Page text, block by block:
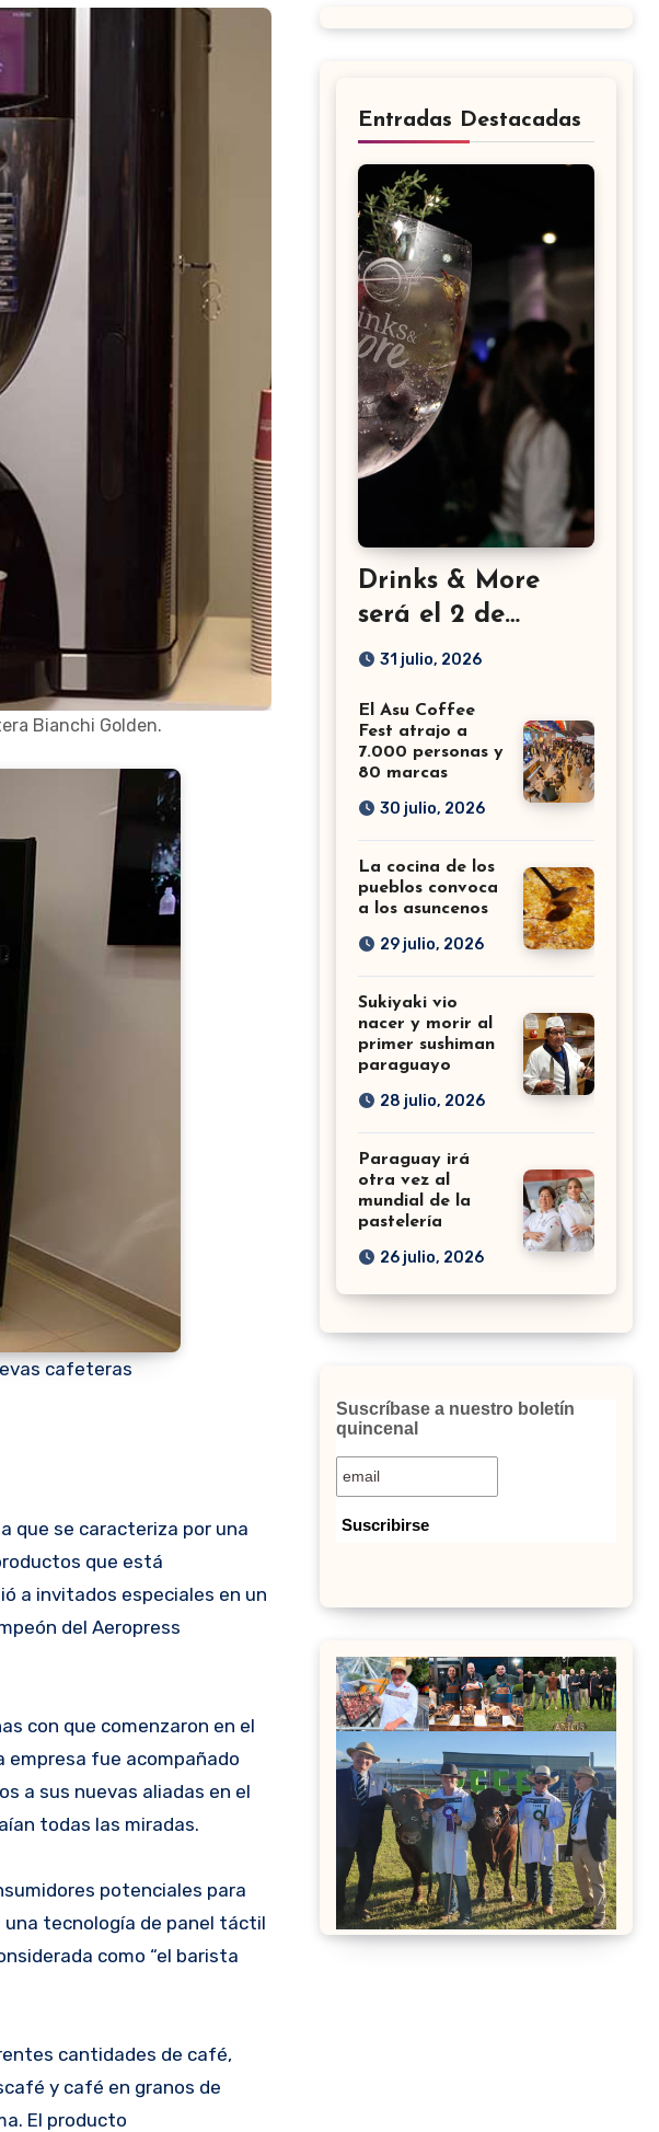
Bianchi Golden.
cafeteras
que se caracteriza por una
que está
a invitados especiales en un
del Aeropress
con que comenzaron en el
empresa fue acompañado
a sus nuevas aliadas en el
todas las miradas.
potenciales para
una tecnología de panel táctil
como “el barista
cantidades de café,
y café en granos de
El producto
Entradas Destacadas
Drinks & More
será el 2 de
setiembre en el
31 julio, 2026
El Asu Coffee
Fest atrajo a
7.000 personas y
80 marcas
30 julio, 2026
La cocina de los
pueblos convoca
a los asuncenos
29 julio, 2026
Sukiyaki vio
nacer y morir al
primer sushiman
paraguayo
28 julio, 2026
Paraguay irá
otra vez al
mundial de la
pastelería
26 julio, 2026
Suscríbase a nuestro boletín
quincenal